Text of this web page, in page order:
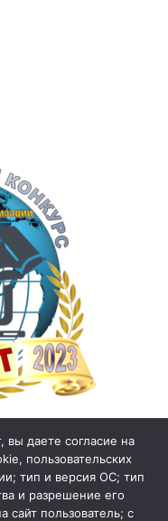
вы даете согласие на
пользовательских
тип и версия ОС; тип
и разрешение его
сайт пользователь; с